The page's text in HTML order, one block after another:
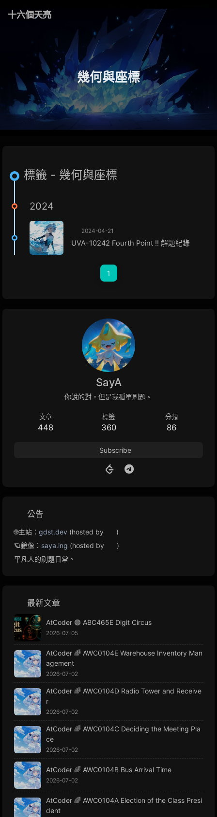
十六個天亮
幾何與座標
標籤 - 幾何與座標
2024
2024-04-21
UVA-10242 Fourth Point !! 解題紀錄
1
SayA
你說的對，但是我孤單刷題。
文章
448
標籤
360
分類
86
Subscribe
公告
🌐主站： gdst.dev (hosted by
)
🪐鏡像： saya.ing (hosted by
)
平凡人的刷題日常。
最新文章
AtCoder 🟢 ABC465E Digit Circus
2026-07-05
AtCoder 🌈 AWC0104E Warehouse Inventory Man
agement
2026-07-02
AtCoder 🌈 AWC0104D Radio Tower and Receive
r
2026-07-02
AtCoder 🌈 AWC0104C Deciding the Meeting Pla
ce
2026-07-02
AtCoder 🌈 AWC0104B Bus Arrival Time
2026-07-02
AtCoder 🌈 AWC0104A Election of the Class Presi
dent